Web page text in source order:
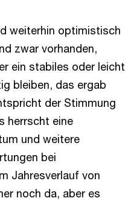
weiterhin optimistisch
zwar vorhanden,
ein stabiles oder leicht
bleiben, das ergab
der Stimmung
herrscht eine
und weitere
bei
Jahresverlauf von
noch da, aber es